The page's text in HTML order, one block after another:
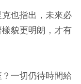
也指出，未來必
貌更明朗，才有
一切仍待時間給